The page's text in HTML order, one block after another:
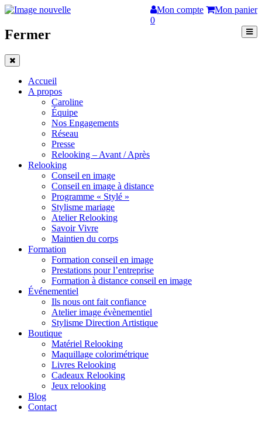
Mon compte
Mon panier
0
Fermer
Accueil
A propos
Caroline
Équipe
Nos Engagements
Réseau
Presse
Relooking – Avant / Après
Relooking
Conseil en image
Conseil en image à distance
Programme « Stylé »
Stylisme mariage
Atelier Relooking
Savoir Vivre
Maintien du corps
Formation
Formation conseil en image
Prestations pour l’entreprise
Formation à distance conseil en image
Événementiel
Ils nous ont fait confiance
Atelier image évènementiel
Stylisme Direction Artistique
Boutique
Matériel Relooking
Maquillage colorimétrique
Livres Relooking
Cadeaux Relooking
Jeux relooking
Blog
Contact